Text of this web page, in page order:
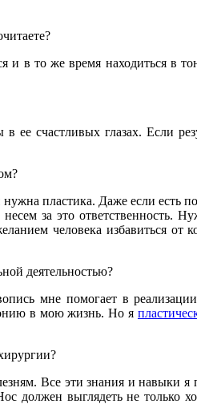
и в то же время находиться в
счастливых глазах. Если
пластика. Даже если есть
за это ответственность.
человека избавиться от
деятельностью?
мне помогает в реализации
в мою жизнь. Но я
Все эти знания и навыки
должен выглядеть не